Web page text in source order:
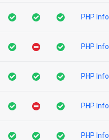
PHP Info
PHP Info
PHP Info
PHP Info
PHP Info